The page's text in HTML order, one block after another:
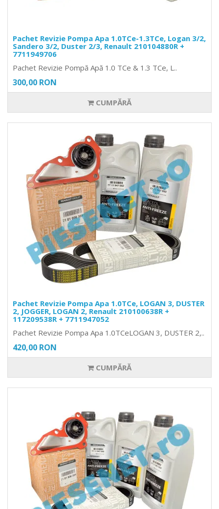
Pachet Revizie Pompa Apa 1.0TCe-1.3TCe, Logan 3/2,
Sandero 3/2, Duster 2/3, Renault 210104880R +
7711949706
Pachet Revizie Pompă Apă 1.0 TCe & 1.3 TCe, L..
300,00 RON
CUMPĂRĂ
Pachet Revizie Pompa Apa 1.0TCe, LOGAN 3, DUSTER
2, JOGGER, LOGAN 2, Renault 210100638R +
117209538R + 7711947052
Pachet Revizie Pompa Apa 1.0TCeLOGAN 3, DUSTER 2,..
420,00 RON
CUMPĂRĂ